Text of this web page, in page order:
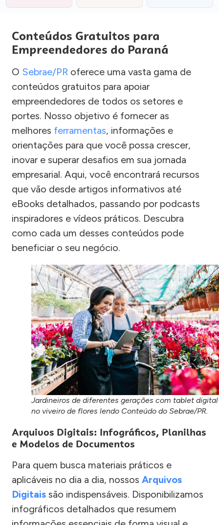
Conteúdos Gratuitos para
Empreendedores do Paraná
O Sebrae/PR oferece uma vasta gama de
conteúdos gratuitos para apoiar
empreendedores de todos os setores e
portes. Nosso objetivo é fornecer as
melhores ferramentas, informações e
orientações para que você possa crescer,
inovar e superar desafios em sua jornada
empresarial. Aqui, você encontrará recursos
que vão desde artigos informativos até
eBooks detalhados, passando por podcasts
inspiradores e vídeos práticos. Descubra
como cada um desses conteúdos pode
beneficiar o seu negócio.
Jardineiros de diferentes gerações com tablet digital
no viveiro de flores lendo Conteúdo do Sebrae/PR.
Arquivos Digitais: Infográficos, Planilhas
e Modelos de Documentos
Para quem busca materiais práticos e
aplicáveis no dia a dia, nossos Arquivos
Digitais são indispensáveis. Disponibilizamos
infográficos detalhados que resumem